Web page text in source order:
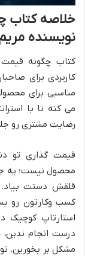
خلاصه کتاب
نویسنده
کتاب چگونه قیمت
کاربردی برای
مناسبی برای
می کنه تا با
رضایت مشتری رو
قیمت گذاری تو
محصول نیست؛ یه
قلقش دستت بیاد.
کسب وکارتون رو
استارتاپ کوچیک
درست انجام
مشکل بر بخورین.